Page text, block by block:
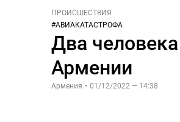
ПРОИСШЕСТВИЯ
#АВИАКАТАСТРОФА
Два
Армении
Армения • 01/12/2022 — 14:38